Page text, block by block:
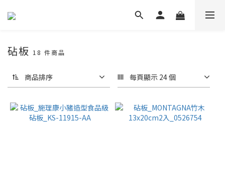
砧板 18 件商品
商品排序 每頁顯示 24 個